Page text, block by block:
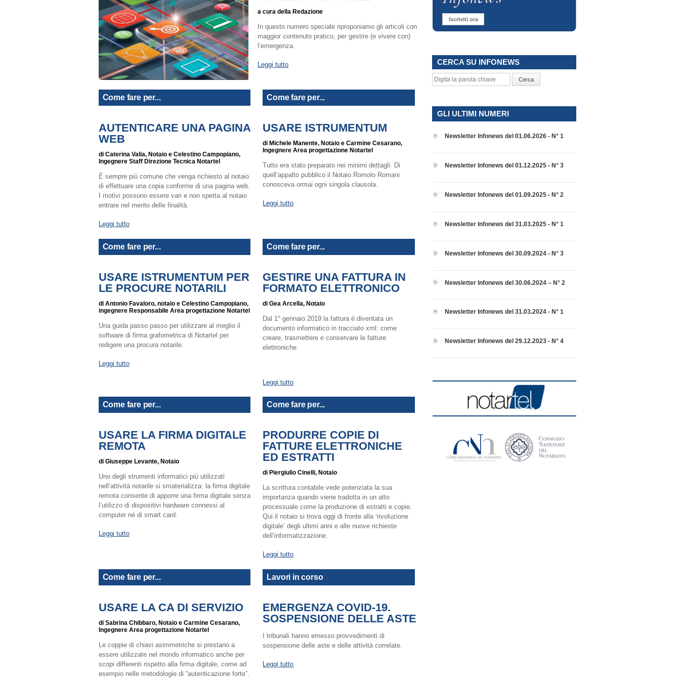
a cura della Redazione
In questo numero speciale riproponiamo gli articoli con
maggior contenuto pratico, per gestire (e vivere con)
l’emergenza.
Leggi tutto
Come fare per...
AUTENTICARE UNA PAGINA
WEB
di Caterina Valia, Notaio e Celestino Campopiano,
Ingegnere Staff Direzione Tecnica Notartel
È sempre più comune che venga richiesto al notaio
di effettuare una copia conforme di una pagina web.
I motivi possono essere vari e non spetta al notaio
entrare nel merito delle finalità.
Leggi tutto
Come fare per...
USARE ISTRUMENTUM
di Michele Manente, Notaio e Carmine Cesarano,
Ingegnere Area progettazione Notartel
Tutto era stato preparato nei minimi dettagli. Di
quell’appalto pubblico il Notaio Romolo Romani
conosceva ormai ogni singola clausola.
Leggi tutto
Come fare per...
USARE ISTRUMENTUM PER
LE PROCURE NOTARILI
di Antonio Favaloro, notaio e Celestino Campopiano,
ingegnere Responsabile Area progettazione Notartel
Una guida passo passo per utilizzare al meglio il
software di firma grafometrica di Notartel per
redigere una procura notarile.
Leggi tutto
Come fare per...
GESTIRE UNA FATTURA IN
FORMATO ELETTRONICO
di Gea Arcella, Notaio
Dal 1° gennaio 2019 la fattura è diventata un
documento informatico in tracciato xml: come
creare, trasmettere e conservare le fatture
elettroniche.
Leggi tutto
Come fare per...
USARE LA FIRMA DIGITALE
REMOTA
di Giuseppe Levante, Notaio
Uno degli strumenti informatici più utilizzati
nell’attività notarile si smaterializza: la firma digitale
remota consente di apporre una firma digitale senza
l’utilizzo di dispositivi hardware connessi al
computer né di smart card.
Leggi tutto
Come fare per...
PRODURRE COPIE DI
FATTURE ELETTRONICHE
ED ESTRATTI
di Piergiulio Cinelli, Notaio
La scrittura contabile vede potenziata la sua
importanza quando viene tradotta in un atto
processuale come la produzione di estratti e copie.
Qui il notaio si trova oggi di fronte alla ‘rivoluzione
digitale’ degli ultimi anni e alle nuove richieste
dell’informatizzazione.
Leggi tutto
Come fare per...
USARE LA CA DI SERVIZIO
di Sabrina Chibbaro, Notaio e Carmine Cesarano,
Ingegnere Area progettazione Notartel
Le coppie di chiavi asimmetriche si prestano a
essere utilizzate nel mondo informatico anche per
scopi differenti rispetto alla firma digitale, come ad
esempio nelle metodologie di “autenticazione forte”.
Lavori in corso
EMERGENZA COVID-19.
SOSPENSIONE DELLE ASTE
I tribunali hanno emesso provvedimenti di
sospensione delle aste e delle attività correlate.
Leggi tutto
Iscriviti ora
CERCA SU INFONEWS
Cerca
GLI ULTIMI NUMERI
Newsletter Infonews del 01.06.2026 - N° 1
Newsletter Infonews del 01.12.2025 - N° 3
Newsletter Infonews del 01.09.2025 - N° 2
Newsletter Infonews del 31.03.2025 - N° 1
Newsletter Infonews del 30.09.2024 - N° 3
Newsletter Infonews del 30.06.2024 – N° 2
Newsletter Infonews del 31.03.2024 - N° 1
Newsletter Infonews del 29.12.2023 - N° 4